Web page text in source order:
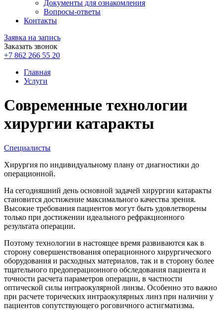
Документы для ознакомления
Вопросы-ответы
Контакты
Заявка на запись
Заказать звонок
+7 862 266 55 20
Главная
Услуги
Современные технологии
хирургии катаракты
Специалисты
Хирургия по индивидуальному плану от диагностики до
операционной.
На сегодняшний день основной задачей хирургии катаракты
становится достижение максимального качества зрения.
Высокие требования пациентов могут быть удовлетворены
только при достижении идеального рефракционного
результата операции.
Поэтому технологии в настоящее время развиваются как в
сторону совершенствования операционного хирургического
оборудования и расходных материалов, так и в сторону более
тщательного предоперационного обследования пациента и
точности расчета параметров операции, в частности
оптической силы интраокулярной линзы. Особенно это важно
при расчете торических интраокулярных линз при наличии у
пациентов сопутствующего роговичного астигматизма.